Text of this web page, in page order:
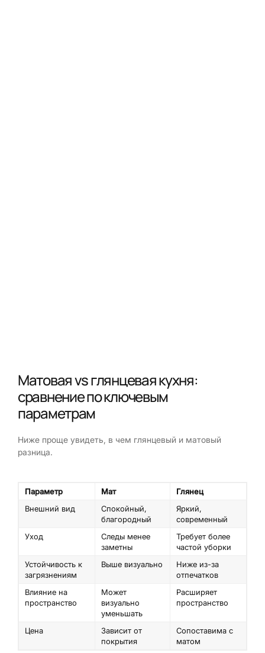
Матовая vs глянцевая кухня:
сравнение по ключевым
параметрам
Ниже проще увидеть, в чем глянцевый и матовый
разница.
Параметр Мат
Глянец
Внешний вид
Спокойный,
благородный
Яркий,
современный
Уход
Следы менее
заметны
Требует более
частой уборки
Устойчивость к
загрязнениям
Выше визуально
Ниже из-за
отпечатков
Влияние на
пространство
Может
визуально
уменьшать
Расширяет
пространство
Цена
Зависит от
покрытия
Сопоставима с
матом